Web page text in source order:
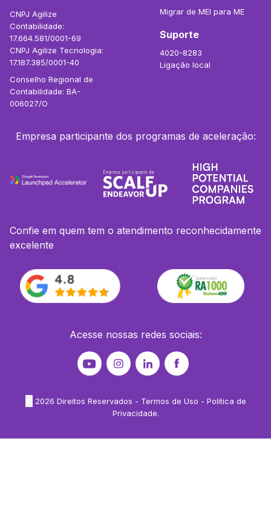
CNPJ Agilize
Contabilidade:
17.664.581/0001-69
CNPJ Agilize Tecnologia:
17.187.385/0001-40
Conselho Regional de
Contabilidade: BA-
006027/O
Migrar de MEI para ME
Suporte
4020-8283
Ligação local
Empresa participante dos programas de aceleração:
Confie em quem tem o atendimento reconhecidamente
excelente
Acesse nossas redes sociais:
2026 Direitos Reservados - Termos de Uso - Política de
Privacidade.